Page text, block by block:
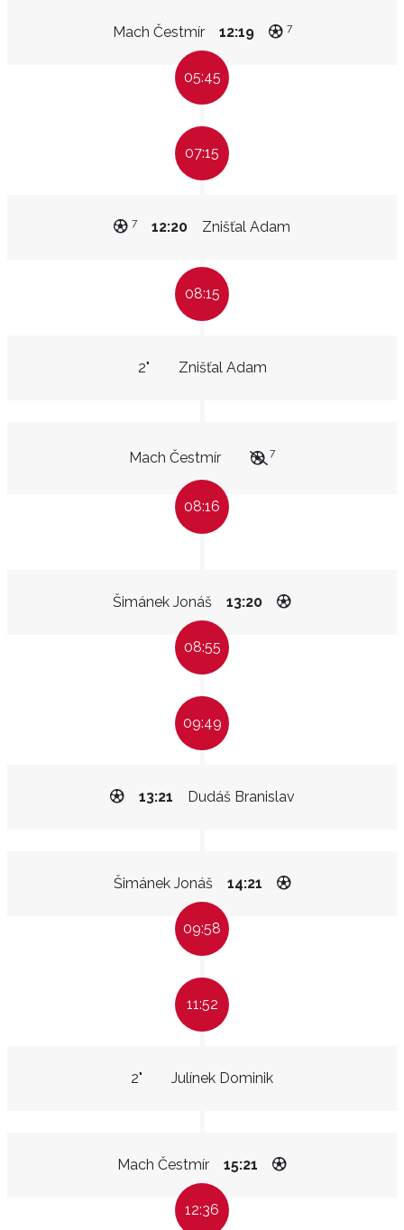
Mach Čestmír 12:19 7
05:45
07:15
Znišťal Adam
12:20
7
08:15
Znišťal Adam
2"
Mach Čestmír 7
08:16
Šimánek Jonáš 13:20
08:55
09:49
Dudáš Branislav
13:21
Šimánek Jonáš 14:21
09:58
11:52
Julínek Dominik
2"
Mach Čestmír 15:21
12:36